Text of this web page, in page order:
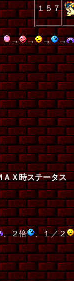
１５７
→ → → →
ＡＸ時ステータス
、２倍 、１／２